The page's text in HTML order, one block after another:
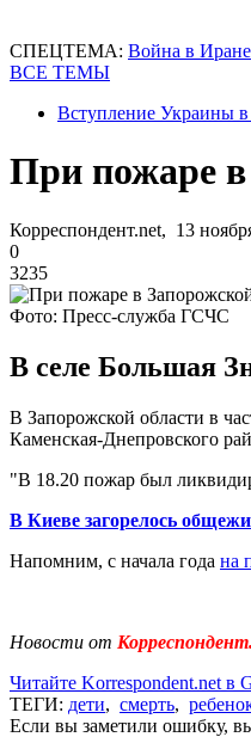
СПЕЦТЕМА: Война в Иране
ВСЕ ТЕМЫ
Вступление Украины
При пожаре в
Корреспондент.net, 13
0
3235
Фото: Пресс-служба ГСЧС
В селе Большая
В Запорожской области в
Каменская-Днепровского
"В 18.20 пожар был
В Киеве загорелось
Напомним, с начала года на
Новости от
Читайте Korrespondent.net в
ТЕГИ: дети, смерть,
Если вы заметили ошибку,